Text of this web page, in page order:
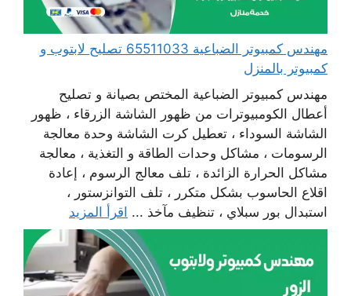
مهندس كمبيوتر الضباعية 65511033 تصليح لابتوب و
كمبيوتر بالمنزل
مهندس كمبيوتر الضباعية المختص بصيانة و تصليح
أعطال الكومبيوترات من ظهور الشاشة الزرقاء ، ظهور
الشاشة السوداء ، تعطيل كرت الشاشة وحدة معالجة
الرسومات ، مشاكل وحدات الطاقة و التغذية ، معالجة
مشاكل الحرارة الزائدة ، تلف معالج الرسوم ، إعادة
اقلاع الحاسوب بشكل متكرر ، تلف التوانزستور ،
استبدال بور سبلاي ، تنظيف مآخذ ... اقرأ المزيد